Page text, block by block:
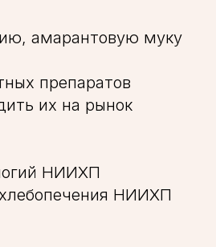
амарантовую муку
препаратов
их на рынок
НИИХП
НИИХП